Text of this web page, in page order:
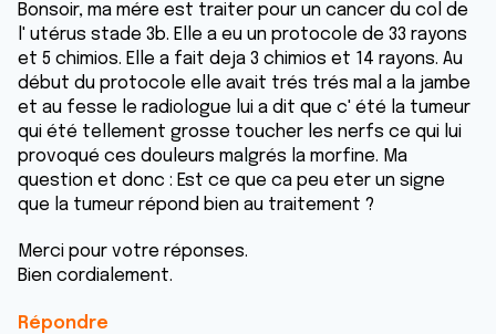
Bonsoir, ma mére est traiter pour un cancer du col de
l' utérus stade 3b. Elle a eu un protocole de 33 rayons
et 5 chimios. Elle a fait deja 3 chimios et 14 rayons. Au
début du protocole elle avait trés trés mal a la jambe
et au fesse le radiologue lui a dit que c' été la tumeur
qui été tellement grosse toucher les nerfs ce qui lui
provoqué ces douleurs malgrés la morfine. Ma
question et donc : Est ce que ca peu eter un signe
que la tumeur répond bien au traitement ?
Merci pour votre réponses.
Bien cordialement.
Répondre